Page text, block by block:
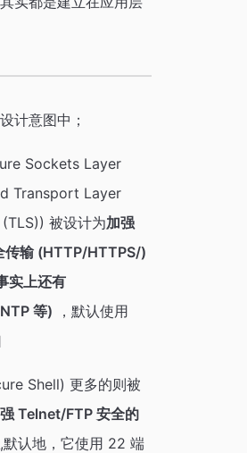
计意图中；
Sockets Layer
Transport Layer
被设计为加强
传输 (HTTP/HTTPS/)
实上还有
等) ，默认使用
Shell) 更多的则被
Telnet/FTP 安全的
,默认地，它使用 22 端